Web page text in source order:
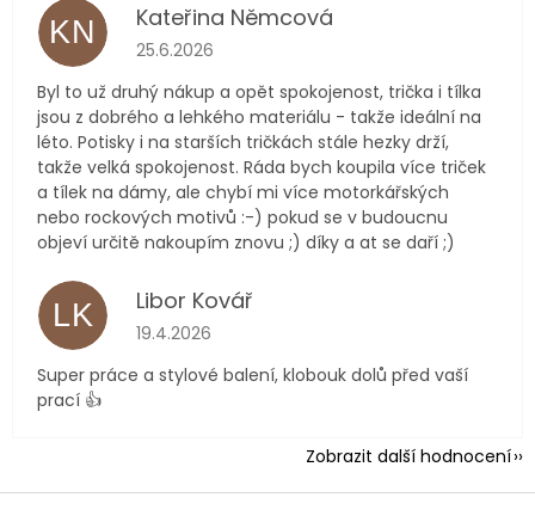
KN Kateřina Němcová
Hodnocení obchodu je 5 z 5 hvězdiček.
25.6.2026
Byl to už druhý nákup a opět spokojenost, trička i tílka
jsou z dobrého a lehkého materiálu - takže ideální na
léto. Potisky i na starších tričkách stále hezky drží,
takže velká spokojenost. Ráda bych koupila více triček
a tílek na dámy, ale chybí mi více motorkářských
nebo rockových motivů :-) pokud se v budoucnu
objeví určitě nakoupím znovu ;) díky a at se daří ;)
LK Libor Kovář
Hodnocení obchodu je 5 z 5 hvězdiček.
19.4.2026
Super práce a stylové balení, klobouk dolů před vaší
prací 👍
Zobrazit další hodnocení
Z